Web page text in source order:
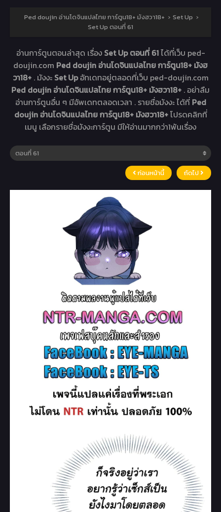
Ped doujin อ่านโดจินแปลไทย การ์ตูน18+ มังฮวา18+ › Set Up ›
Set Up ตอนที่ 61
อ่านการ์ตูนตอนล่าสุด เรื่อง Set Up ตอนที่ 61ได้ที่เว็บ ped-
doujin.com Ped doujin อ่านโดจินแปลไทย การ์ตูน18+ มังฮ
วา18+ . มังงะ Set Upอัทเดทอยู่ตลอดที่เว็บ ped-doujin.com
Ped doujin อ่านโดจินแปลไทย การ์ตูน18+ มังฮวา18+ . อย่าลืม
อ่านการ์ตูนอื่น ๆ มีอัพเดทตลอดเวลา . รายชื่อมังงะ ได้ที่ Ped
doujin อ่านโดจินแปลไทย การ์ตูน18+ มังฮวา18+โปรดคลิกที่
เมนู เลือกรายชื่อมังงะการ์ตูน มีให้อ่านมากกว่า1พันเรื่อง
ก่อนหน้านี้ ถัดไป